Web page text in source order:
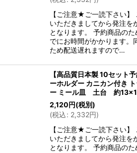
【ご注意★ご一読下さい】
いただきましてから発注を
となります。 予約商品の
でにお時間がかかります。
ため配送遅れますので…
【高品質日本製 10セット
ーホルダー カニカン付き
ー ミール皿 土台 約
2,120円(税別)
(税込: 2,332円)
【ご注意★ご一読下さい】
いただきましてから発注を
となります。 予約商品の